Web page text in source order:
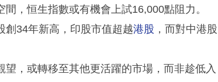
，恒生指數或有機會上試16,000點阻力。
創34年新高，印股市值超越港股 ，而對中港股
，或轉移至其他更活躍的市場，而非趁低入